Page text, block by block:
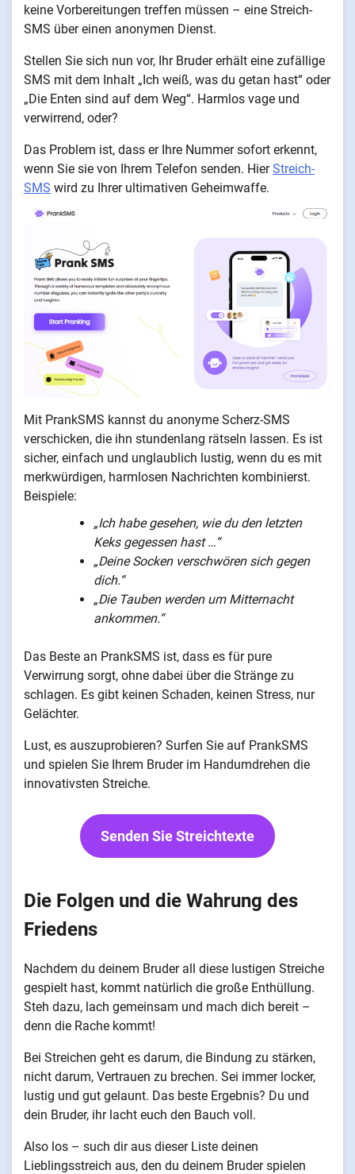
keine Vorbereitungen treffen müssen – eine Streich-
SMS über einen anonymen Dienst.
Stellen Sie sich nun vor, Ihr Bruder erhält eine zufällige
SMS mit dem Inhalt „Ich weiß, was du getan hast“ oder
„Die Enten sind auf dem Weg“. Harmlos vage und
verwirrend, oder?
Das Problem ist, dass er Ihre Nummer sofort erkennt,
wenn Sie sie von Ihrem Telefon senden. HierStreich-
SMS wird zu Ihrer ultimativen Geheimwaffe.
Mit PrankSMS kannst du anonyme Scherz-SMS
verschicken, die ihn stundenlang rätseln lassen. Es ist
sicher, einfach und unglaublich lustig, wenn du es mit
merkwürdigen, harmlosen Nachrichten kombinierst.
Beispiele:
„Ich habe gesehen, wie du den letzten
Keks gegessen hast …“
„Deine Socken verschwören sich gegen
dich.“
„Die Tauben werden um Mitternacht
ankommen.“
Das Beste an PrankSMS ist, dass es für pure
Verwirrung sorgt, ohne dabei über die Stränge zu
schlagen. Es gibt keinen Schaden, keinen Stress, nur
Gelächter.
Lust, es auszuprobieren? Surfen Sie auf PrankSMS
und spielen Sie Ihrem Bruder im Handumdrehen die
innovativsten Streiche.
Senden Sie Streichtexte
Die Folgen und die Wahrung des
Friedens
Nachdem du deinem Bruder all diese lustigen Streiche
gespielt hast, kommt natürlich die große Enthüllung.
Steh dazu, lach gemeinsam und mach dich bereit –
denn die Rache kommt!
Bei Streichen geht es darum, die Bindung zu stärken,
nicht darum, Vertrauen zu brechen. Sei immer locker,
lustig und gut gelaunt. Das beste Ergebnis? Du und
dein Bruder, ihr lacht euch den Bauch voll.
Also los – such dir aus dieser Liste deinen
Lieblingsstreich aus, den du deinem Bruder spielen